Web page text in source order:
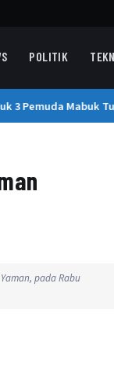
POLITIK
3 Pemuda Mabuk
pada Rabu